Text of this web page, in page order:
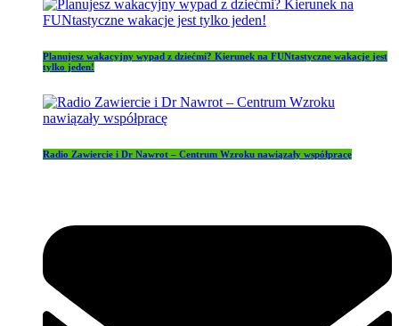
Planujesz wakacyjny wypad z dziećmi? Kierunek na FUNtastyczne wakacje jest
tylko jeden!
Radio Zawiercie i Dr Nawrot – Centrum Wzroku nawiązały współpracę